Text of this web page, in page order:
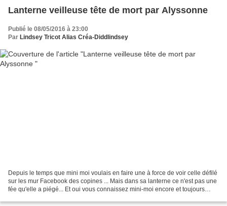
Lanterne veilleuse tête de mort par Alyssonne
Publié le 08/05/2016 à 23:00
Par Lindsey Tricot Alias Créa-Diddlindsey
Depuis le temps que mini moi voulais en faire une à force de voir celle défilé
sur les mur Facebook des copines ... Mais dans sa lanterne ce n'est pas une
fée qu'elle a piégé... Et oui vous connaissez mini-moi encore et toujours